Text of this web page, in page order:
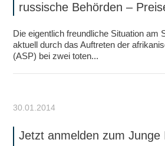
russische Behörden –
Die eigentlich freundliche Situation am
aktuell durch das Auftreten der
(ASP) bei zwei toten...
30.01.2014
Jetzt anmelden zum Junge